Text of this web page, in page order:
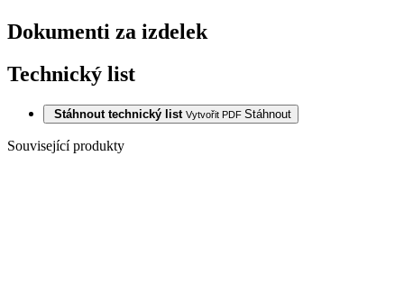
Dokumenti za izdelek
Technický list
Stáhnout technický list Vytvořit PDF Stáhnout
Související produkty